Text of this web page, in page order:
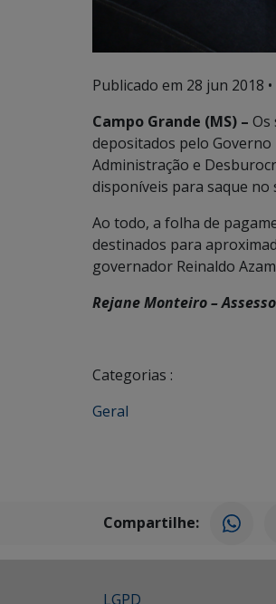
Publicado em 28 jun 2018
Campo Grande (MS) – Os
depositados pelo
Administração e
disponíveis para saque no
Ao todo, a folha de
destinados para
governador Reinaldo
Rejane Monteiro –
Categorias :
Geral
Compartilhe:
LGPD